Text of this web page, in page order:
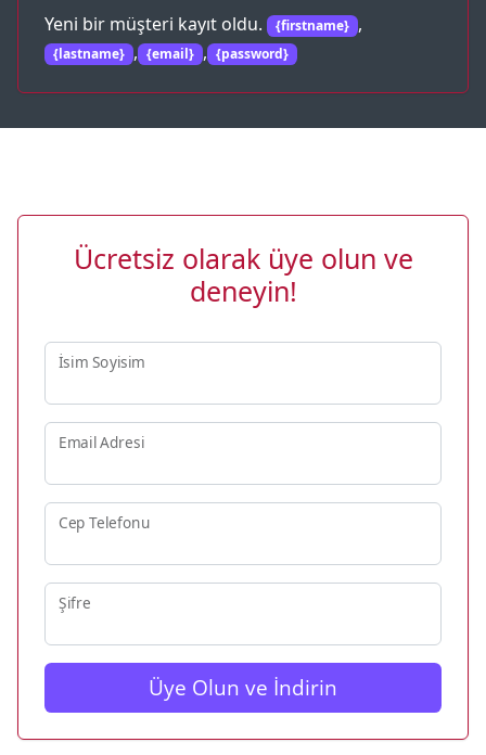
Yeni bir müşteri kayıt oldu. {firstname} ,
{lastname} , {email} , {password}
Ücretsiz olarak üye olun ve
deneyin!
İsim Soyisim
Email Adresi
Cep Telefonu
Şifre
Üye Olun ve İndirin